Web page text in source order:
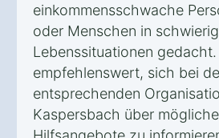
einkommensschwache
oder Menschen in
Lebenssituationen
empfehlenswert, sich bei
entsprechenden
Kaspersbach über mögliche